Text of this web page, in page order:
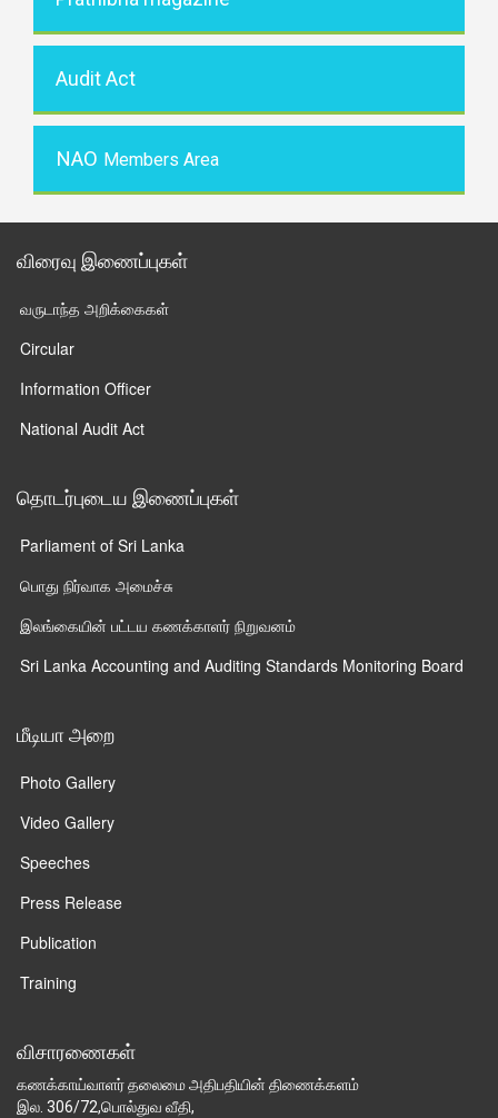
Audit Act
NAO Members Area
விரைவு இணைப்புகள்
வருடாந்த அறிக்கைகள்
Circular
Information Officer
National Audit Act
தொடர்புடைய இணைப்புகள்
Parliament of Sri Lanka
பொது நிர்வாக அமைச்சு
இலங்கையின் பட்டய கணக்காளர் நிறுவனம்
Sri Lanka Accounting and Auditing Standards Monitoring Board
மீடியா அறை
Photo Gallery
Video Gallery
Speeches
Press Release
Publication
Training
விசாரணைகள்
கணக்காய்வாளர் தலைமை அதிபதியின் திணைக்களம்
இல. 306/72,பொல்துவ வீதி,